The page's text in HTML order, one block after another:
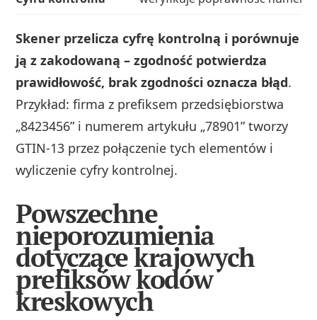
Skener przelicza cyfrę kontrolną i porównuje
ją z zakodowaną – zgodność potwierdza
prawidłowość, brak zgodności oznacza błąd.
Przykład: firma z prefiksem przedsiębiorstwa
„8423456” i numerem artykułu „78901” tworzy
GTIN‑13 przez połączenie tych elementów i
wyliczenie cyfry kontrolnej.
Powszechne
nieporozumienia
dotyczące krajowych
prefiksów kodów
kreskowych